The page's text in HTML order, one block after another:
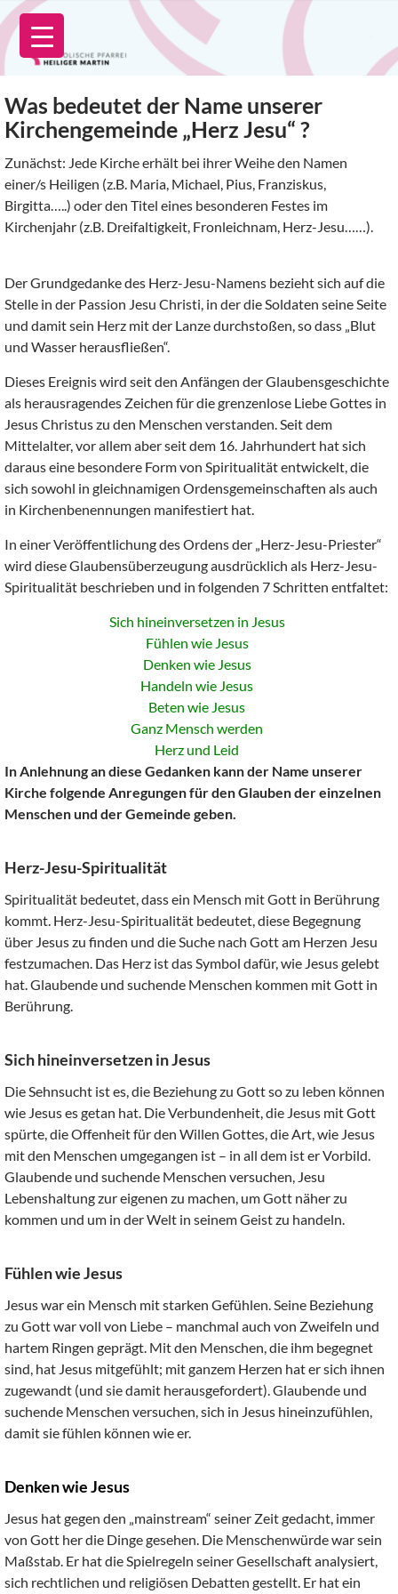
Zum
Inhalt
springen
Was bedeutet der Name unserer
Kirchengemeinde „Herz Jesu“ ?
Zunächst: Jede Kirche erhält bei ihrer Weihe den Namen
einer/s Heiligen (z.B. Maria, Michael, Pius, Franziskus,
Birgitta…..) oder den Titel eines besonderen Festes im
Kirchenjahr (z.B. Dreifaltigkeit, Fronleichnam, Herz-Jesu……).
Der Grundgedanke des Herz-Jesu-Namens bezieht sich auf die
Stelle in der Passion Jesu Christi, in der die Soldaten seine Seite
und damit sein Herz mit der Lanze durchstoßen, so dass „Blut
und Wasser herausfließen“.
Dieses Ereignis wird seit den Anfängen der Glaubensgeschichte
als herausragendes Zeichen für die grenzenlose Liebe Gottes in
Jesus Christus zu den Menschen verstanden. Seit dem
Mittelalter, vor allem aber seit dem 16. Jahrhundert hat sich
daraus eine besondere Form von Spiritualität entwickelt, die
sich sowohl in gleichnamigen Ordensgemeinschaften als auch
in Kirchenbenennungen manifestiert hat.
In einer Veröffentlichung des Ordens der „Herz-Jesu-Priester“
wird diese Glaubensüberzeugung ausdrücklich als Herz-Jesu-
Spiritualität beschrieben und in folgenden 7 Schritten entfaltet:
Sich hineinversetzen in Jesus
Fühlen wie Jesus
Denken wie Jesus
Handeln wie Jesus
Beten wie Jesus
Ganz Mensch werden
Herz und Leid
In Anlehnung an diese Gedanken kann der Name unserer
Kirche folgende Anregungen für den Glauben der einzelnen
Menschen und der Gemeinde geben.
Herz-Jesu-Spiritualität
Spiritualität bedeutet, dass ein Mensch mit Gott in Berührung
kommt. Herz-Jesu-Spiritualität bedeutet, diese Begegnung
über Jesus zu finden und die Suche nach Gott am Herzen Jesu
festzumachen. Das Herz ist das Symbol dafür, wie Jesus gelebt
hat. Glaubende und suchende Menschen kommen mit Gott in
Berührung.
Sich hineinversetzen in Jesus
Die Sehnsucht ist es, die Beziehung zu Gott so zu leben können
wie Jesus es getan hat. Die Verbundenheit, die Jesus mit Gott
spürte, die Offenheit für den Willen Gottes, die Art, wie Jesus
mit den Menschen umgegangen ist – in all dem ist er Vorbild.
Glaubende und suchende Menschen versuchen, Jesu
Lebenshaltung zur eigenen zu machen, um Gott näher zu
kommen und um in der Welt in seinem Geist zu handeln.
Fühlen wie Jesus
Jesus war ein Mensch mit starken Gefühlen. Seine Beziehung
zu Gott war voll von Liebe – manchmal auch von Zweifeln und
hartem Ringen geprägt. Mit den Menschen, die ihm begegnet
sind, hat Jesus mitgefühlt; mit ganzem Herzen hat er sich ihnen
zugewandt (und sie damit herausgefordert). Glaubende und
suchende Menschen versuchen, sich in Jesus hineinzufühlen,
damit sie fühlen können wie er.
Denken wie Jesus
Jesus hat gegen den „mainstream“ seiner Zeit gedacht, immer
von Gott her die Dinge gesehen. Die Menschenwürde war sein
Maßstab. Er hat die Spielregeln seiner Gesellschaft analysiert,
sich rechtlichen und religiösen Debatten gestellt. Er hat ein